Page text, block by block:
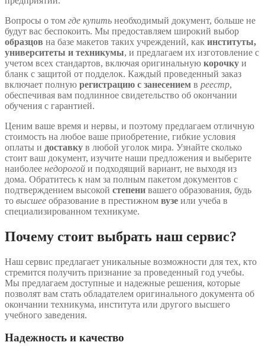
Вопросы о том где купить необходимый документ, больше не
будут вас беспокоить. Мы предоставляем широкий выбор
образцов на базе макетов таких учреждений, как институты,
университеты и техникумы, и предлагаем их изготовление с
учетом всех стандартов, включая оригинальную корочку и
бланк с защитой от подделок. Каждый проведенный заказ
включает полную регистрацию с занесением в реестр,
обеспечивая вам подлинное свидетельство об окончании
обучения с гарантией.
Ценим ваше время и нервы, и поэтому предлагаем отличную
стоимость на любое ваше приобретение, гибкие условия
оплаты и доставку в любой уголок мира. Узнайте сколько
стоит ваш документ, изучите наши предложения и выберите
наиболее недорогой и подходящий вариант, не выходя из
дома. Обратитесь к нам за полным пакетом документов с
подтверждением высокой степени вашего образования, будь
то высшее образование в престижном вузе или учеба в
специализированном техникуме.
Почему стоит выбрать наш сервис?
Наш сервис предлагает уникальные возможности для тех, кто
стремится получить признание за проведенный год учебы.
Мы предлагаем доступные и надежные решения, которые
позволят вам стать обладателем оригинального документа об
окончании техникума, института или другого высшего
учебного заведения.
Надежность и качество